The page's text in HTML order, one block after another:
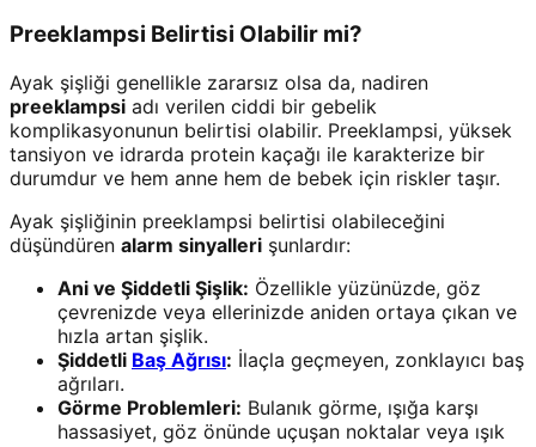
Preeklampsi Belirtisi Olabilir mi?
Ayak şişliği genellikle zararsız olsa da, nadiren
preeklampsi adı verilen ciddi bir gebelik
komplikasyonunun belirtisi olabilir. Preeklampsi, yüksek
tansiyon ve idrarda protein kaçağı ile karakterize bir
durumdur ve hem anne hem de bebek için riskler taşır.
Ayak şişliğinin preeklampsi belirtisi olabileceğini
düşündüren alarm sinyalleri şunlardır:
Ani ve Şiddetli Şişlik: Özellikle yüzünüzde, göz
çevrenizde veya ellerinizde aniden ortaya çıkan ve
hızla artan şişlik.
Şiddetli Baş Ağrısı: İlaçla geçmeyen, zonklayıcı baş
ağrıları.
Görme Problemleri: Bulanık görme, ışığa karşı
hassasiyet, göz önünde uçuşan noktalar veya ışık